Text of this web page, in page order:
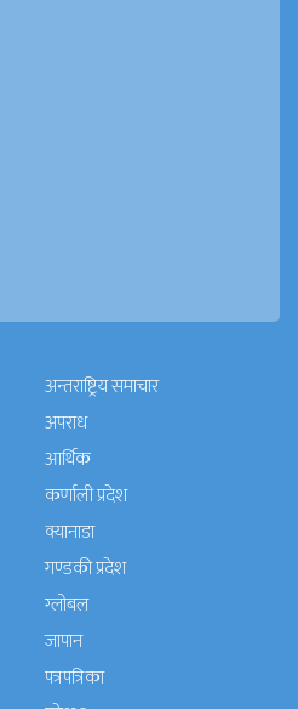
अन्तराष्ट्रिय समाचार
अपराध
आर्थिक
कर्णाली प्रदेश
क्यानाडा
गण्डकी प्रदेश
ग्लोबल
जापान
पत्रपत्रिका